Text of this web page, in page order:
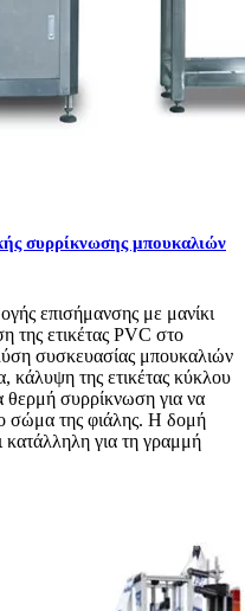
συρρίκνωσης μπουκαλιών
επισήμανσης με μανίκι
της ετικέτας PVC στο
συσκευασίας μπουκαλιών
κάλυψη της ετικέτας κύκλου
θερμή συρρίκνωση για να
σώμα της φιάλης. Η δομή
κατάλληλη για τη γραμμή